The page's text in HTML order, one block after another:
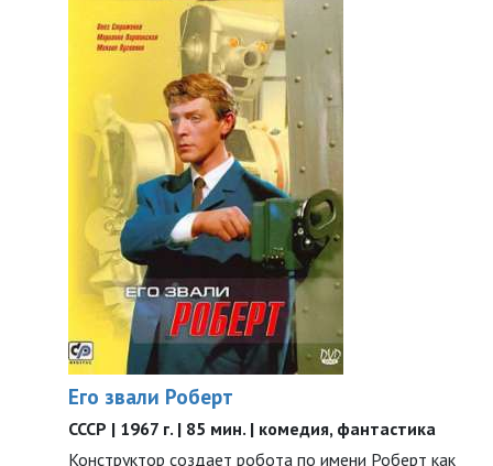
Его звали Роберт
СССР | 1967 г. | 85 мин. | комедия, фантастика
Конструктор создает робота по имени Роберт как